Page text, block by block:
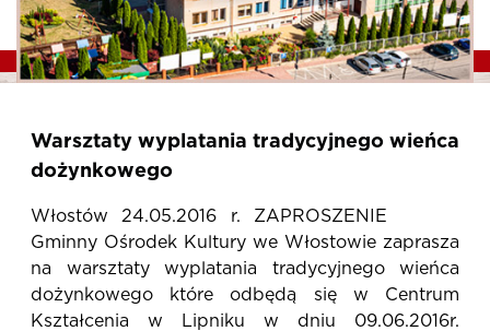
Warsztaty wyplatania tradycyjnego wieńca
dożynkowego
Włostów 24.05.2016 r. ZAPROSZENIE
Gminny Ośrodek Kultury we Włostowie zaprasza
na warsztaty wyplatania tradycyjnego wieńca
dożynkowego które odbędą się w Centrum
Kształcenia w Lipniku w dniu 09.06.2016r.